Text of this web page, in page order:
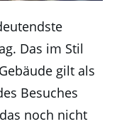
Das im Stil
gilt als
Besuches
noch nicht